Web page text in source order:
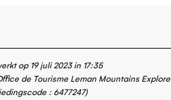
op 19 juli 2023 in 17:35
de Tourisme Leman Mountains Explore
: 6477247)